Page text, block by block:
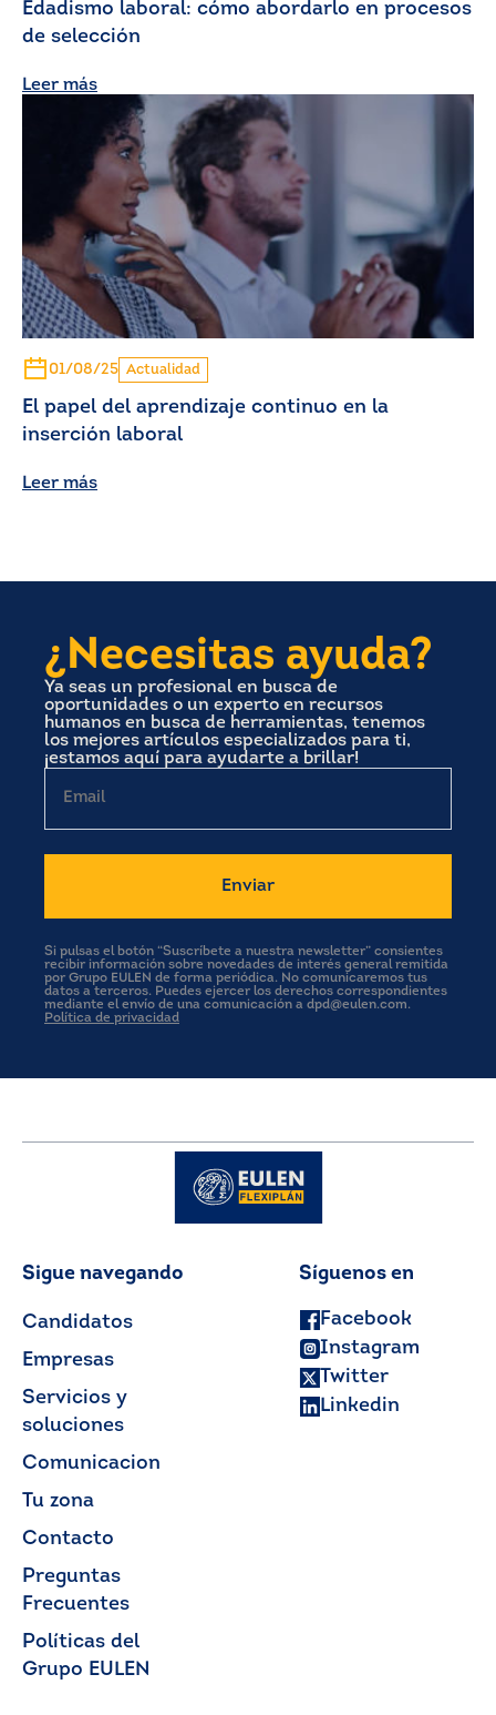
Edadismo laboral: cómo abordarlo en procesos
de selección
Leer más
01/08/25 Actualidad
El papel del aprendizaje continuo en la
inserción laboral
Leer más
¿Necesitas ayuda?
Ya seas un profesional en busca de
oportunidades o un experto en recursos
humanos en busca de herramientas, tenemos
los mejores artículos especializados para ti,
¡estamos aquí para ayudarte a brillar!
Si pulsas el botón “Suscríbete a nuestra newsletter” consientes
recibir información sobre novedades de interés general remitida
por Grupo EULEN de forma periódica. No comunicaremos tus
datos a terceros. Puedes ejercer los derechos correspondientes
mediante el envío de una comunicación a dpd@eulen.com.
Política de privacidad
Sigue navegando
Candidatos
Empresas
Servicios y
soluciones
Comunicacion
Tu zona
Contacto
Preguntas
Frecuentes
Políticas del
Grupo EULEN
Síguenos en
Facebook
Instagram
Twitter
Linkedin